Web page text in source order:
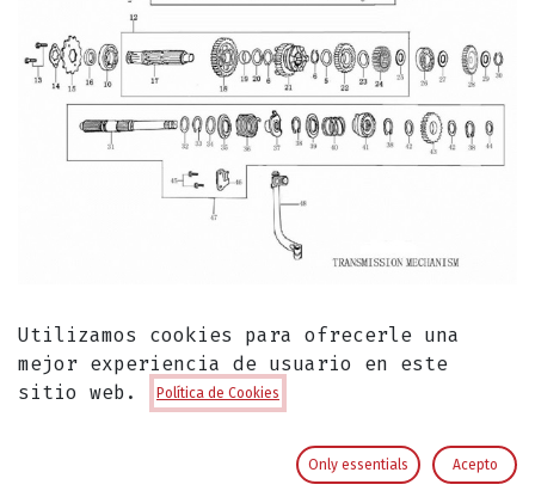
Engranaje de Eje de Arranque para
Pitsterpro / Kayo 150 – 160 cc
Repuesto de Motor Engranaje Eje Arranque
Utilizamos cookies para ofrecerle una
mejor experiencia de usuario en este
sitio web.
Política de Cookies
Only essentials Acepto